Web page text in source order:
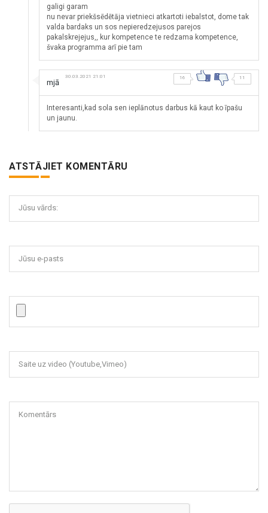
galigi garam
nu nevar priekšsēdētāja vietnieci atkartoti iebalstot, dome tak
valda bardaks un sos nepieredzejusos parejos
pakalskrejejus,, kur kompetence te redzama kompetence,
švaka programma arī pie tam
mjā
30.03.2021 21:01 16 11
Interesanti,kad sola sen ieplānotus darbus kā kaut ko īpašu
un jaunu.
ATSTĀJIET KOMENTĀRU
Jūsu vārds:
Jūsu e-pasts
Saite uz video (Youtube,Vimeo)
Komentārs